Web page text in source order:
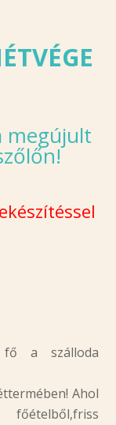
megújult
a szálloda
Ahol
főételből,friss